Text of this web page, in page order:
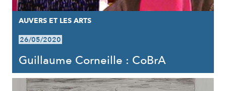
AUVERS ET LES ARTS
26/05/2020
Guillaume Corneille : CoBrA